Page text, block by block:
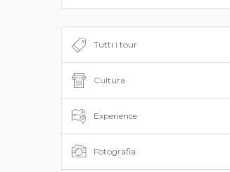
Tutti i tour
Cultura
Experience
Fotografia